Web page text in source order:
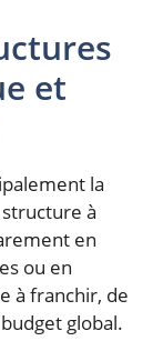
et
la
à
en
ou en
à franchir, de
global.